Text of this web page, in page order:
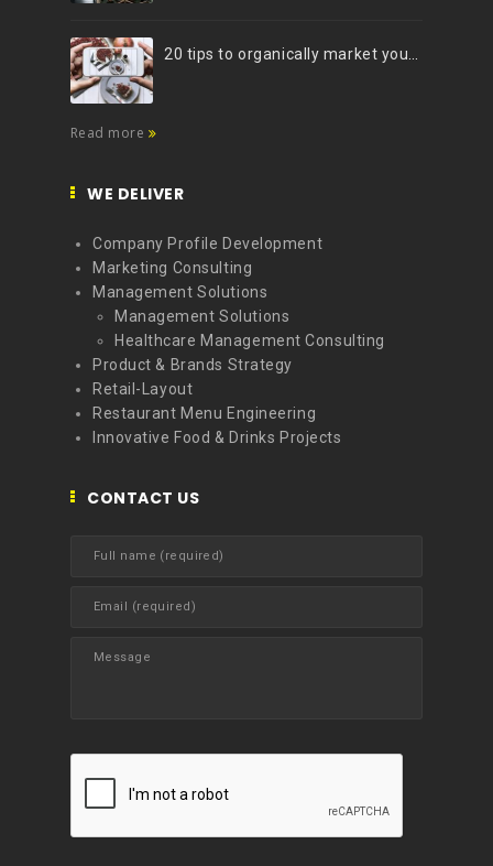
Read more
WE DELIVER
Company Profile Development
Marketing Consulting
Management Solutions
Management Solutions
Healthcare Management Consulting
Product & Brands Strategy
Retail-Layout
Restaurant Menu Engineering
Innovative Food & Drinks Projects
CONTACT US